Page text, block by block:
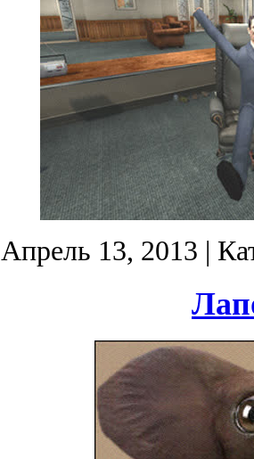
Апрель 13, 2013 |